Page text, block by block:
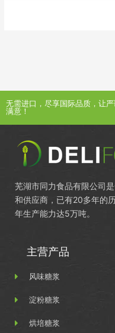
无需进口，尽享国际品质，让
满意！
芜湖市同力食品有限公司
和供应商，已有20多年的
年生产能力达5万吨。
主营产品
风味糖浆
淀粉糖浆
烘培糖浆